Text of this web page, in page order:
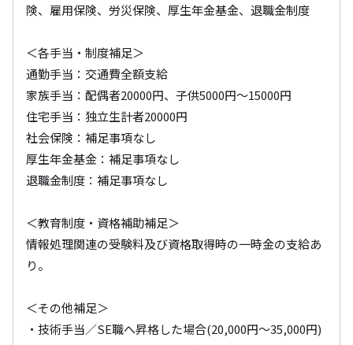
険、雇用保険、労災保険、厚生年金基金、退職金制度
＜各手当・制度補足＞
通勤手当：交通費全額支給
家族手当：配偶者20000円、子供5000円～15000円
住宅手当：独立生計者20000円
社会保険：補足事項なし
厚生年金基金：補足事項なし
退職金制度：補足事項なし
＜教育制度・資格補助補足＞
情報処理関連の受験料及び資格取得時の一時金の支給あ
り。
＜その他補足＞
・技術手当／SE職へ昇格した場合(20,000円～35,000円)